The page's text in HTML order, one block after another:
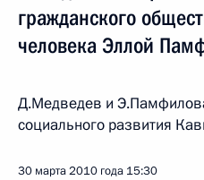
гражданского
человека Эллой
Д.Медведев и
социального развития
30 марта 2010 года 15:30